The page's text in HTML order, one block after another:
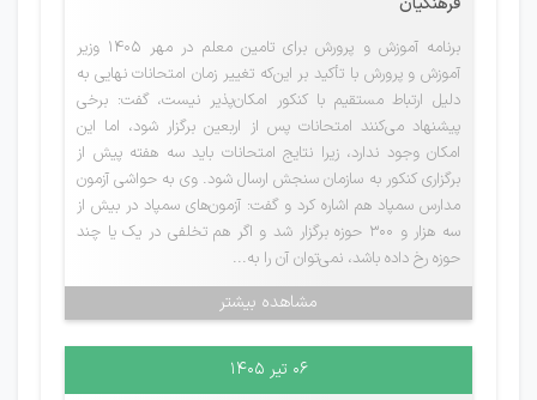
برنامه آموزش و پرورش برای تامین معلم در مهر 1405 وزیر
آموزش‌ و پرورش با تأکید بر این‌که تغییر زمان امتحانات نهایی به
دلیل ارتباط مستقیم با کنکور امکان‌پذیر نیست، گفت: برخی
پیشنهاد می‌کنند امتحانات پس از اربعین برگزار شود، اما این
امکان وجود ندارد، زیرا نتایج امتحانات باید سه هفته پیش از
برگزاری کنکور به سازمان سنجش ارسال شود. وی به حواشی آزمون
مدارس سمپاد هم اشاره کرد و گفت: آزمون‌های سمپاد در بیش از
سه هزار و ۳۰۰ حوزه برگزار شد و اگر هم تخلفی در یک یا چند
حوزه رخ داده باشد، نمی‌توان آن را به...
مشاهده بیشتر
۰۶ تیر ۱۴۰۵